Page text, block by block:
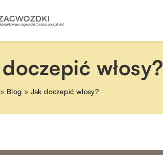
włosy?
» Blog » Jak doczepić włosy?